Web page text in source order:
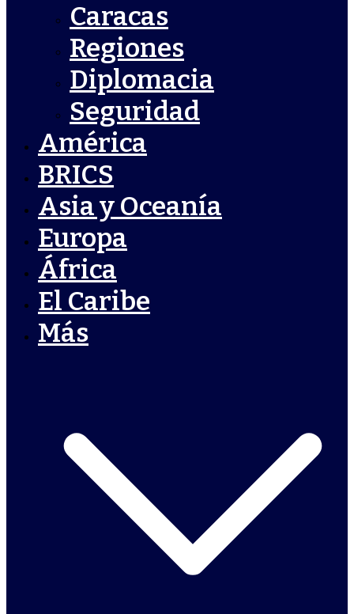
Caracas
Regiones
Diplomacia
Seguridad
América
BRICS
Asia y Oceanía
Europa
África
El Caribe
Más